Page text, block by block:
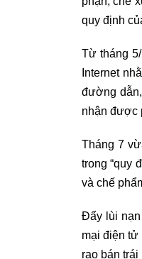
quy định
Từ tháng
Internet
đường
nhận được
Tháng 7
trong “quy
và chế
Đẩy lùi nạn
mại điện tử
rao bán